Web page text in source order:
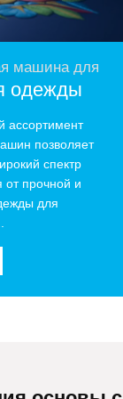
машина для
одежды
ассортимент
позволяет
спектр
от прочной и
для